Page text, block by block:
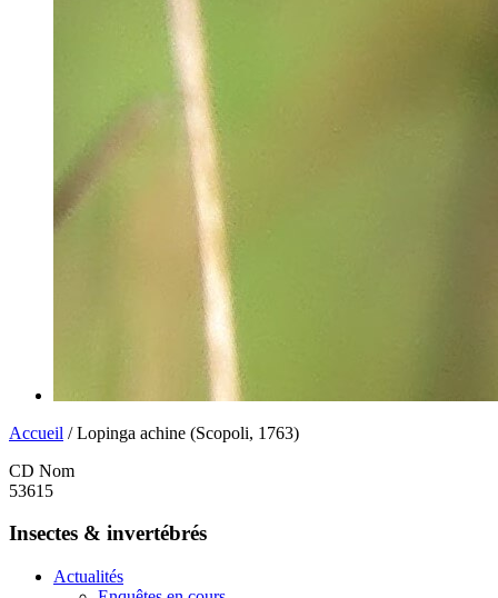
Accueil / Lopinga achine (Scopoli, 1763)
CD Nom
53615
Insectes & invertébrés
Actualités